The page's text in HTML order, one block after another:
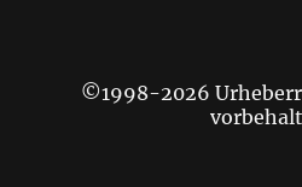
©1998-2026